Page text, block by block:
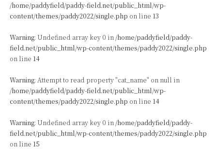
/home/paddyfield/paddy-field.net/public_html/wp-
content/themes/paddy2022/single.php on line 13
Warning: Undefined array key 0 in /home/paddyfield/paddy-
field.net/public_html/wp-content/themes/paddy2022/single.php
on line 14
Warning: Attempt to read property "cat_name" on null in
/home/paddyfield/paddy-field.net/public_html/wp-
content/themes/paddy2022/single.php on line 14
Warning: Undefined array key 0 in /home/paddyfield/paddy-
field.net/public_html/wp-content/themes/paddy2022/single.php
on line 15